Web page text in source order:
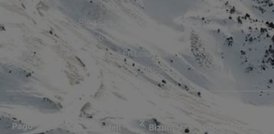
Opiniones
Blog Esquiades.com
Web Corporativa
Esquiades.Com En Los Medios
Contacta con nosotros
Pago
Sabadell Bizum